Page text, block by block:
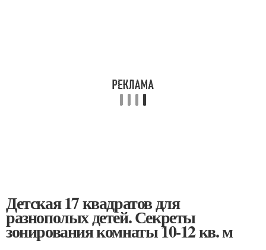
Детская 17 квадратов для
разнополых детей. Секреты
зонирования комнаты 10-12 кв. м